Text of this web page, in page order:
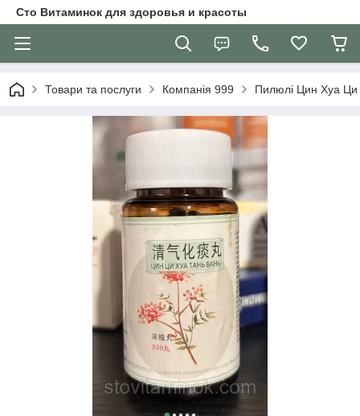
Сто Витаминок для здоровья и красоты
Товари та послуги Компанія 999 Пилюлі Цин Хуа Ци